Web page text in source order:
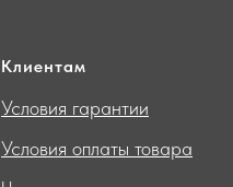
Клиентам
Условия гарантии
Условия оплаты товара